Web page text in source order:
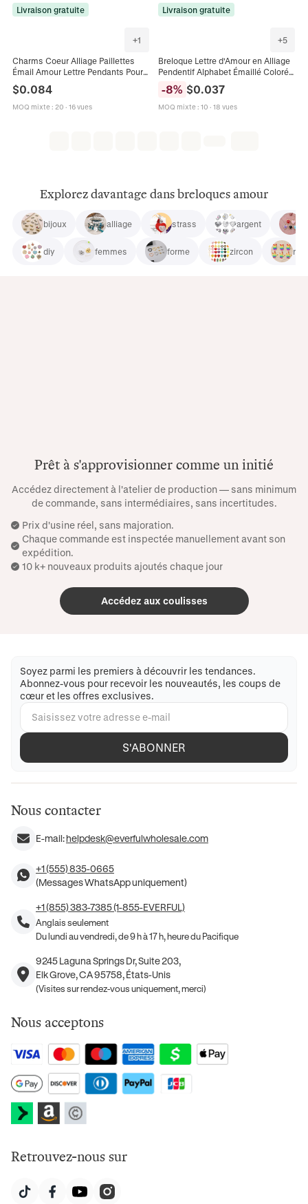
Livraison gratuite Livraison gratuite
+1
Charms Coeur Alliage Paillettes
Émail Amour Lettre Pendants Pour
DIY Fabrication De Bijoux Boucles
Oreilles Porte Clés
$0.084
MOQ mixte: 20 · 16 vues
+5
Breloque Lettre d'Amour en Alliage
Pendentif Alphabet Émaillé Coloré
pour la Fabrication de Bijoux
Accessoire DIY Bracelet Collier
-8% $0.037
MOQ mixte: 10 · 18 vues
Explorez davantage dans breloques amour
bijoux alliage strass argent
diy femmes forme zircon
Prêt à s'approvisionner comme un initié
Accédez directement à l'atelier de production — sans minimum
de commande, sans intermédiaires, sans incertitudes.
Prix ​​d'usine réel, sans majoration.
Chaque commande est inspectée manuellement avant son
expédition.
10 k+ nouveaux produits ajoutés chaque jour
Accédez aux coulisses
Soyez parmi les premiers à découvrir les tendances.
Abonnez-vous pour recevoir les nouveautés, les coups de
cœur et les offres exclusives.
S'ABONNER
Nous contacter
E-mail:helpdesk@everfulwholesale.com
+1 (555) 835-0665
(Messages WhatsApp uniquement)
+1 (855) 383-7385 (1-855-EVERFUL)
Anglais seulement
Du lundi au vendredi, de 9 h à 17 h, heure du Pacifique
9245 Laguna Springs Dr, Suite 203,
Elk Grove, CA 95758, États-Unis
(Visites sur rendez-vous uniquement, merci)
Nous acceptons
Retrouvez-nous sur